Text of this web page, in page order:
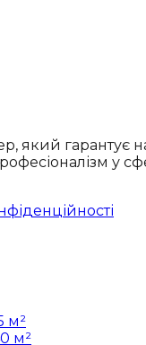
який гарантує
у
м²
м²